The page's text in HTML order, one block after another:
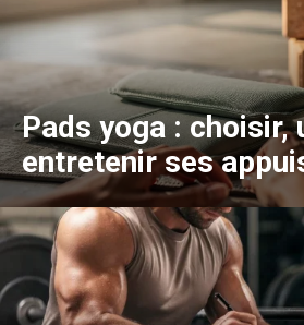
Pads yoga : choisir,
entretenir ses